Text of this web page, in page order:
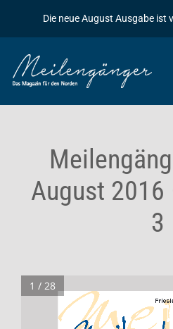
Die neue August Ausgabe ist
Meilengänger
Die Geschichte des Meilengängers
Archiv
Meilengänger & Freunde
Kontakt
August
3
1 / 28